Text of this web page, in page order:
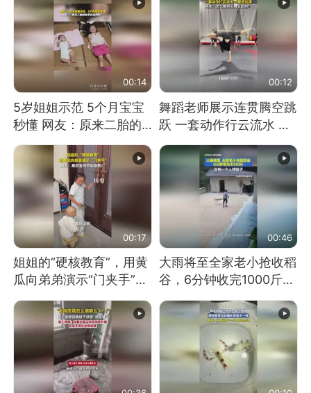
00:14
5岁姐姐示范 5个月宝宝
秒懂 网友：原来二胎的
快乐长这样
00:12
舞蹈老师展示连贯腾空跳
跃 一套动作行云流水 节
奏感拉满 网友：怎么做
到又舞又武的？
00:17
姐姐的“硬核教育”，用黄
瓜向弟弟演示“门夹手”，
网友：果然言传不如身
教！
00:46
大雨将至全家老小抢收稻
谷，6分钟收完1000斤，
没有一个人掉链子